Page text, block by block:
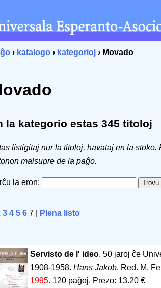
› katalogo › kategorioj › Movado
la kategorio estas 345 titoloj
listigitaj nur la titoloj, havataj en la stoko.
malsupre de la paĝo.
la eron:
3 4 5 6 7 | Plena listo
Servisto de l' ideo. 50 jaroj ĉe
1908-1958. Hans Jakob. Red. M.
1995. 120 paĝoj. Prezo: 13.20 €